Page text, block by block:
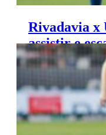
Rivadavia x
assistir e